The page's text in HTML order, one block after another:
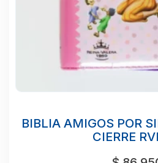
BIBLIA AMIGOS POR
CIERRE